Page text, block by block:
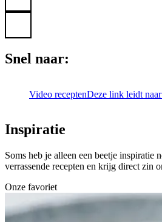
Snel naar:
Video receptenDeze link leidt
Inspiratie
Soms heb je alleen een beetje inspiratie
verrassende recepten en krijg direct zin
Onze favoriet